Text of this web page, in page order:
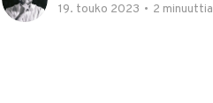
19. touko 2023 • 2 minuuttia